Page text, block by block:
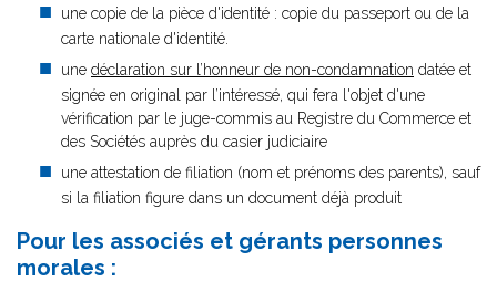
une copie de la pièce d'identité : copie du passeport ou de la
carte nationale d'identité.
une déclaration sur l’honneur de non-condamnation datée et
signée en original par l’intéressé, qui fera l'objet d'une
vérification par le juge-commis au Registre du Commerce et
des Sociétés auprès du casier judiciaire
une attestation de filiation (nom et prénoms des parents), sauf
si la filiation figure dans un document déjà produit
Pour les associés et gérants personnes
morales :